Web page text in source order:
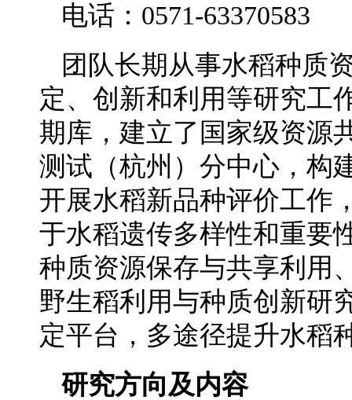
电话：0571-63370583
团队长期从事水稻种质
定、创新和利用等研究工
期库，建立了国家级资源
测试（杭州）分中心，构
开展水稻新品种评价工作
于水稻遗传多样性和重要
种质资源保存与共享利用
野生稻利用与种质创新研
定平台，多途径提升水稻
研究方向及内容